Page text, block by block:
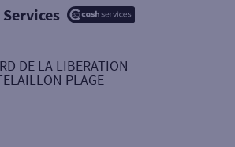
Retrait de billets €
Services
DE LA LIBERATION
PLAGE